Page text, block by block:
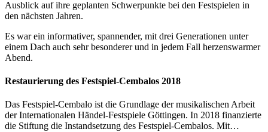
Ausblick auf ihre geplanten Schwerpunkte bei den Festspielen in
den nächsten Jahren.
Es war ein informativer, spannender, mit drei Generationen unter
einem Dach auch sehr besonderer und in jedem Fall herzenswarmer
Abend.
Restaurierung des Festspiel-Cembalos 2018
Das Festspiel-Cembalo ist die Grundlage der musikalischen Arbeit
der Internationalen Händel-Festspiele Göttingen. In 2018 finanzierte
die Stiftung die Instandsetzung des Festspiel-Cembalos. Mit…